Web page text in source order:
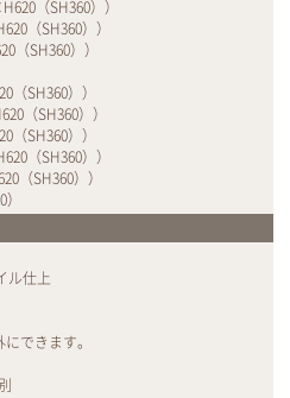
（SH360））
（SH360））
（SH360））
SH360））
（SH360））
SH360））
（SH360））
（SH360））
ル仕上
できます。